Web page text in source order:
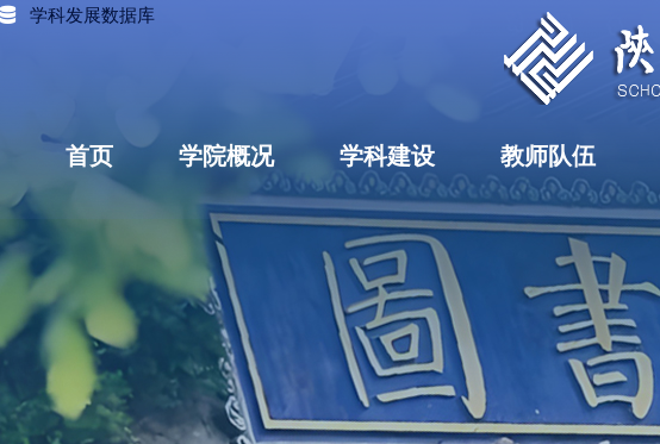
学科发展数据库
首页 学院概况 学科建设 教师队伍